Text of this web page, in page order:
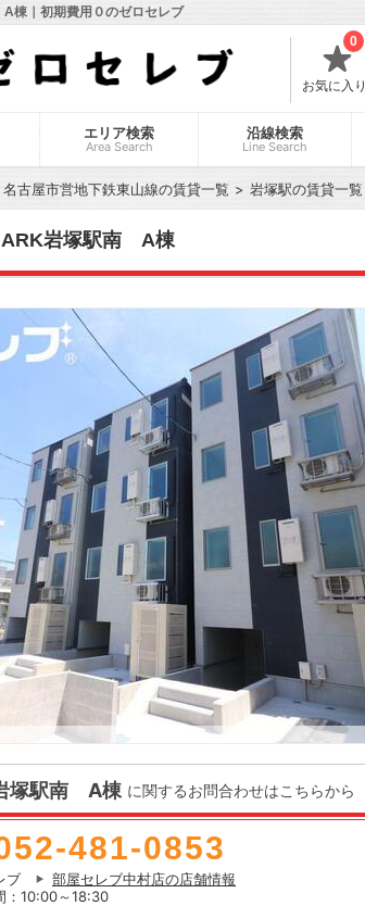
棟｜初期費用０のゼロセレブ
お気に入り
0
エリア検索
Area Search
沿線検索
Line Search
名古屋市営地下鉄東山線の賃貸一覧 岩塚駅の賃貸一覧
ARK岩塚駅南 A棟
塚駅南 A棟 に関するお問合わせはこちらから
481-0853
ブ
部屋セレブ中村店の店舗情報
：10:00～18:30